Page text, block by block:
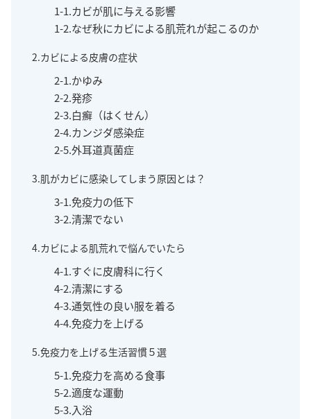
1-1.カビが肌に与える影響
1-2.なぜ秋にカビによる肌荒れが起こるのか
2.カビによる皮膚の症状
2-1.かゆみ
2-2.発疹
2-3.白癬（はくせん）
2-4.カンジダ感染症
2-5.外耳道真菌症
3.肌がカビに感染してしまう原因とは？
3-1.免疫力の低下
3-2.清潔でない
4.カビによる肌荒れで悩んでいたら
4-1.すぐに皮膚科に行く
4-2.清潔にする
4-3.通気性の良い服を着る
4-4.免疫力を上げる
5.免疫力を上げる生活習慣５選
5-1.免疫力を高める食事
5-2.適度な運動
5-3.入浴